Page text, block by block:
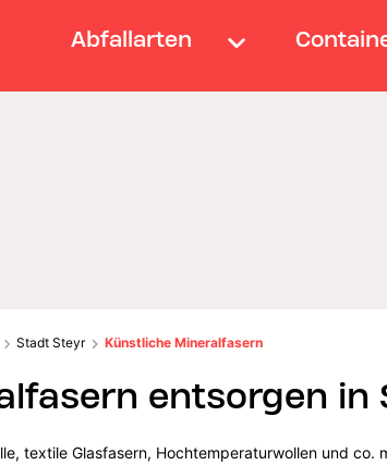
Abfallarten
Stadt Steyr Künstliche Mineralfasern
entsorgen in
textile Glasfasern, Hochtemperaturwollen und